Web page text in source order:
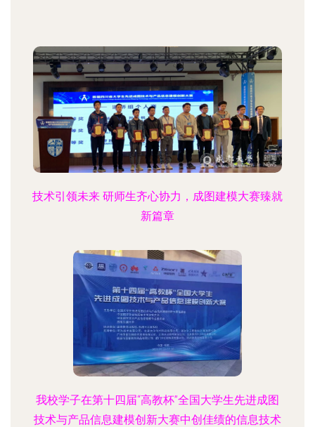
技术引领未来 研师生齐心协力，成图建模大赛臻就
新篇章
我校学子在第十四届“高教杯”全国大学生先进成图
技术与产品信息建模创新大赛中创佳绩的信息技术